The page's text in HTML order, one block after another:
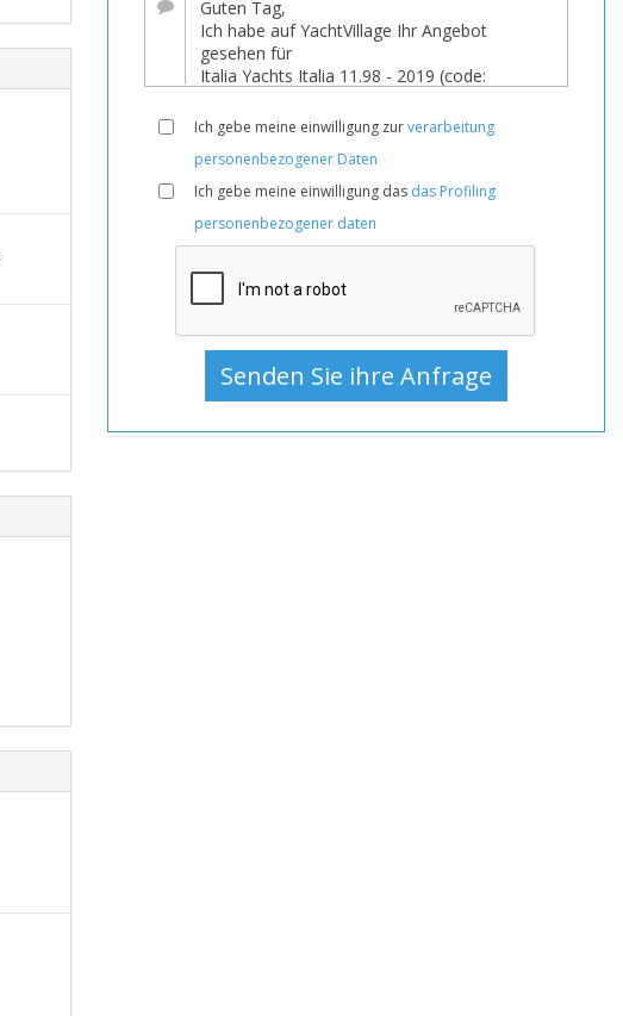
eine
bedeutende
Boot,
Boote,
Zum
Gebraucht,
Segelyacht
Zum
Verkauf,
Ich gebe meine einwilligung zurverarbeitung
personenbezogener Daten
Ich gebe meine einwilligung das das Profiling
personenbezogener daten